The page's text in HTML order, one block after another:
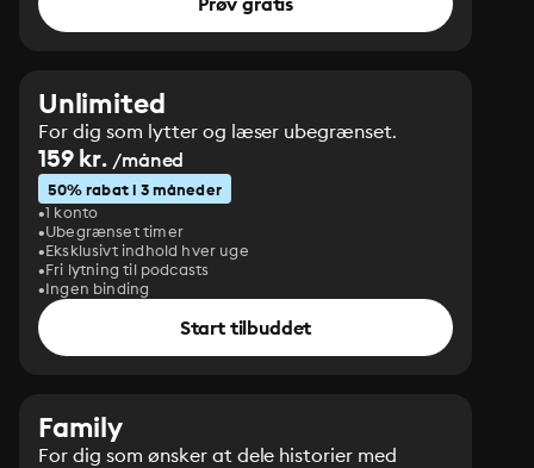
Unlimited
For dig som lytter og læser ubegrænset.
159 kr. /måned
50% rabat i 3 måneder
1 konto
Ubegrænset timer
Eksklusivt indhold hver uge
Fri lytning til podcasts
Ingen binding
Start tilbuddet
Family
For dig som ønsker at dele historier med